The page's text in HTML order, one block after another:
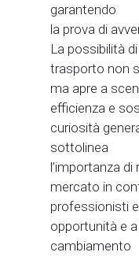
garantendo
la prova di
La possibilità
trasporto non
ma apre a
efficienza e
curiosità
sottolinea
l’importanza
mercato in
professionisti
opportunità e
cambiamento